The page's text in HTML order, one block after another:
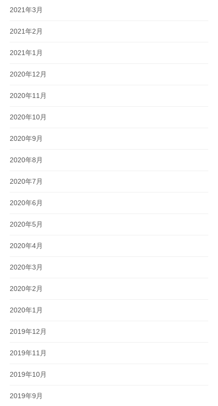
2021年3月
2021年2月
2021年1月
2020年12月
2020年11月
2020年10月
2020年9月
2020年8月
2020年7月
2020年6月
2020年5月
2020年4月
2020年3月
2020年2月
2020年1月
2019年12月
2019年11月
2019年10月
2019年9月